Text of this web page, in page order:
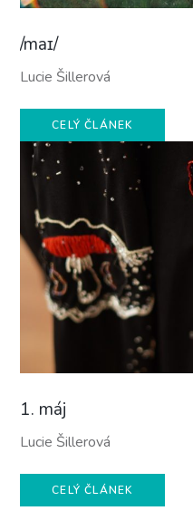
/maɪ/
Lucie Šillerová
CELÝ ČLÁNEK
1. máj
Lucie Šillerová
CELÝ ČLÁNEK